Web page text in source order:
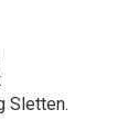
Sletten.